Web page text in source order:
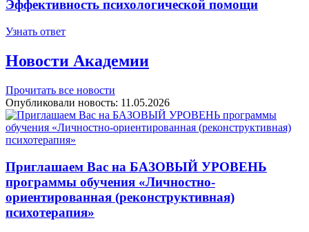
Эффективность психологической помощи
Узнать ответ
Новости Академии
Прочитать все новости
Опубликовали новость: 11.05.2026
Приглашаем Вас на БАЗОВЫЙ УРОВЕНЬ
программы обучения «Личностно-
ориентированная (реконструктивная)
психотерапия»